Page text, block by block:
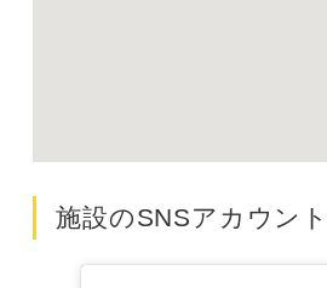
施設のSNSアカウン